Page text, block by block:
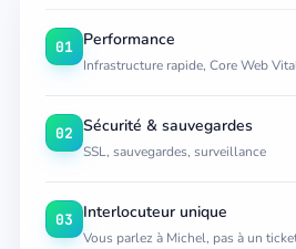
01 Performance
Infrastructure rapide, Core Web
02 Sécurité & sauvegardes
SSL, sauvegardes, surveillance
03 Interlocuteur unique
Vous parlez à Michel, pas à un